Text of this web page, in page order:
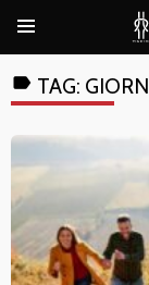
label TAG: